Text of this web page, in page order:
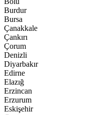
Burdur
Bursa
Çanakkale
Çankırı
Çorum
Denizli
Diyarbakır
Edirne
Elazığ
Erzincan
Erzurum
Eskişehir